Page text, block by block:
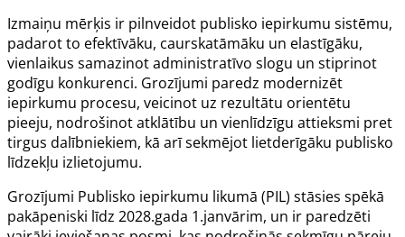
Izmaiņu mērķis ir pilnveidot publisko iepirkumu sistēmu,
padarot to efektīvāku, caurskatāmāku un elastīgāku,
vienlaikus samazinot administratīvo slogu un stiprinot
godīgu konkurenci. Grozījumi paredz modernizēt
iepirkumu procesu, veicinot uz rezultātu orientētu
pieeju, nodrošinot atklātību un vienlīdzīgu attieksmi pret
tirgus dalībniekiem, kā arī sekmējot lietderīgāku publisko
līdzekļu izlietojumu.
Grozījumi Publisko iepirkumu likumā (PIL) stāsies spēkā
pakāpeniski līdz 2028.gada 1.janvārim, un ir paredzēti